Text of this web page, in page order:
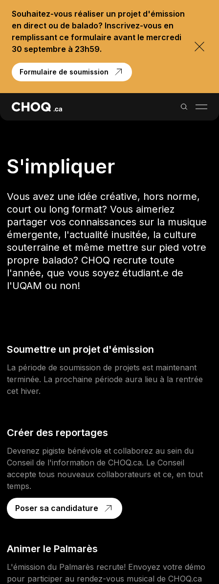
Souhaitez-vous réaliser un projet d'émission
en direct ou de balado? Inscrivez-vous en
remplissant ce formulaire avant le mercredi
30 septembre à 23h59.
Formulaire de soumission
Reportages
Palmarès
À propos
S'impliquer
Carrière
S'impliquer
Vous avez une idée créative, hors norme,
court ou long format? Vous aimeriez
partager vos connaissances sur la musique
émergente, l'actualité inusitée, la culture
souterraine et même mettre sur pied votre
propre balado? CHOQ recrute toute
l'année, que vous soyez étudiant.e de
l'UQAM ou non!
Soumettre un projet d'émission
La période de soumission de projets est maintenant
terminée. La prochaine période aura lieu à la rentrée
cet hiver.
Créer des reportages
Devenez pigiste bénévole et collaborez au sein du
Conseil de l'information de CHOQ.ca. Le Conseil
accepte tous nouveaux collaborateurs et ce, en tout
temps.
Poser sa candidature
Animer le Palmarès
L'émission du Palmarès recrute! Envoyez votre démo
pour participer au rendez-vous musical de CHOQ.ca